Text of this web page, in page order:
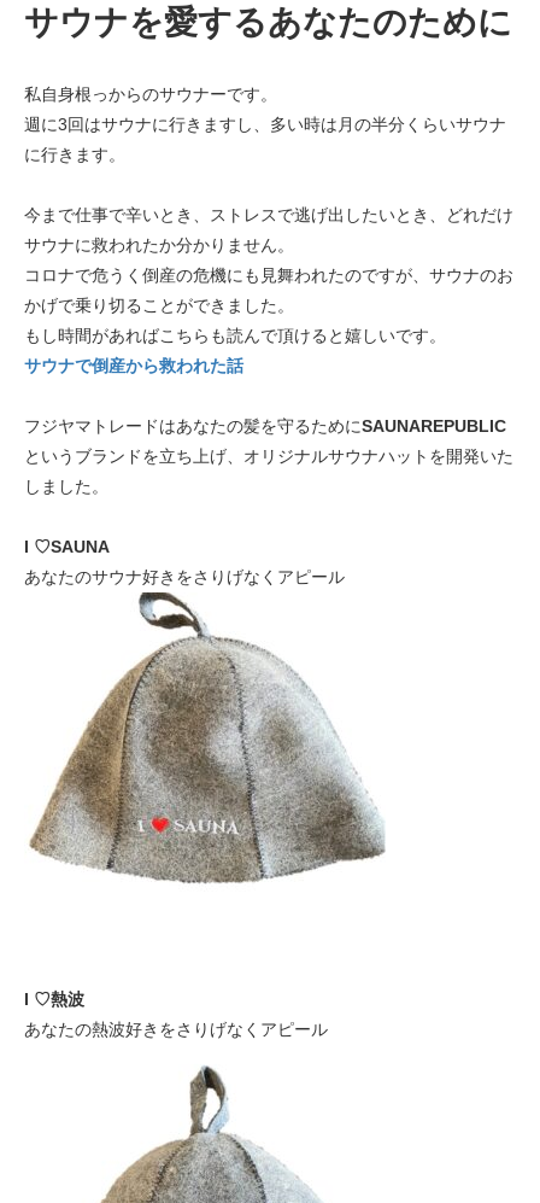
サウナを愛するあなたのために
私自身根っからのサウナーです。
週に3回はサウナに行きますし、多い時は月の半分くらいサウナ
に行きます。
今まで仕事で辛いとき、ストレスで逃げ出したいとき、どれだけ
サウナに救われたか分かりません。
コロナで危うく倒産の危機にも見舞われたのですが、サウナのお
かげで乗り切ることができました。
もし時間があればこちらも読んで頂けると嬉しいです。
サウナで倒産から救われた話
フジヤマトレードはあなたの髪を守るためにSAUNAREPUBLIC
というブランドを立ち上げ、オリジナルサウナハットを開発いた
しました。
I ♡SAUNA
あなたのサウナ好きをさりげなくアピール
I ♡熱波
あなたの熱波好きをさりげなくアピール